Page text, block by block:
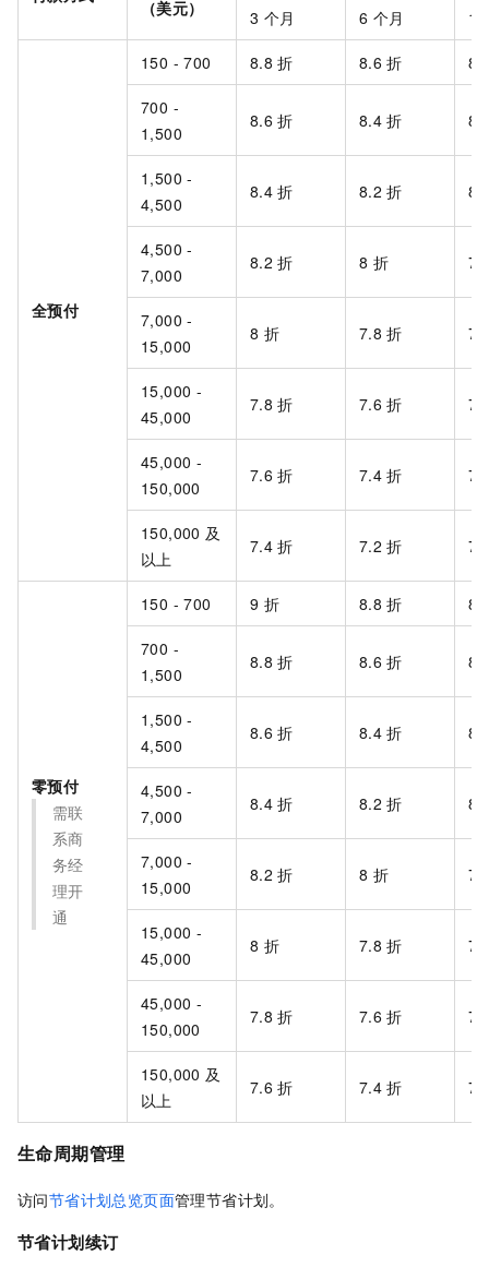
（美元） 3 个月 6 个月 12
全预付
150 - 700 8.8 折 8.6 折
700 -
1,500
8.6 折 8.4 折
1,500 -
4,500
8.4 折 8.2 折 8
4,500 -
7,000
8.2 折 8 折
7,000 -
15,000
8 折 7.8 折
15,000 -
45,000
7.8 折 7.6 折
45,000 -
150,000
7.6 折 7.4 折
150,000 及
以上
7.4 折 7.2 折 7
零预付
需联
系商
务经
理开
通
150 - 700 9 折 8.8 折
700 -
1,500
8.8 折 8.6 折
1,500 -
4,500
8.6 折 8.4 折
4,500 -
7,000
8.4 折 8.2 折 8
7,000 -
15,000
8.2 折 8 折
15,000 -
45,000
8 折 7.8 折
45,000 -
150,000
7.8 折 7.6 折
150,000 及
以上
7.6 折 7.4 折
生命周期管理
访问节省计划总览页面管理节省计划。
节省计划续订